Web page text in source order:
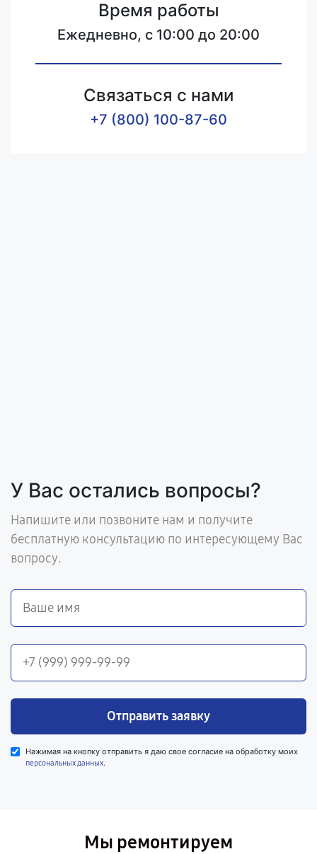
Время работы
Ежедневно, с 10:00 до 20:00
Связаться с нами
+7 (800) 100-87-60
У Вас остались вопросы?
Напишите или позвоните нам и получите
бесплатную консультацию по интересующему Вас
вопросу.
Отправить заявку
Нажимая на кнопку отправить я даю свое согласие на обработку моих
персональных данных.
Мы ремонтируем